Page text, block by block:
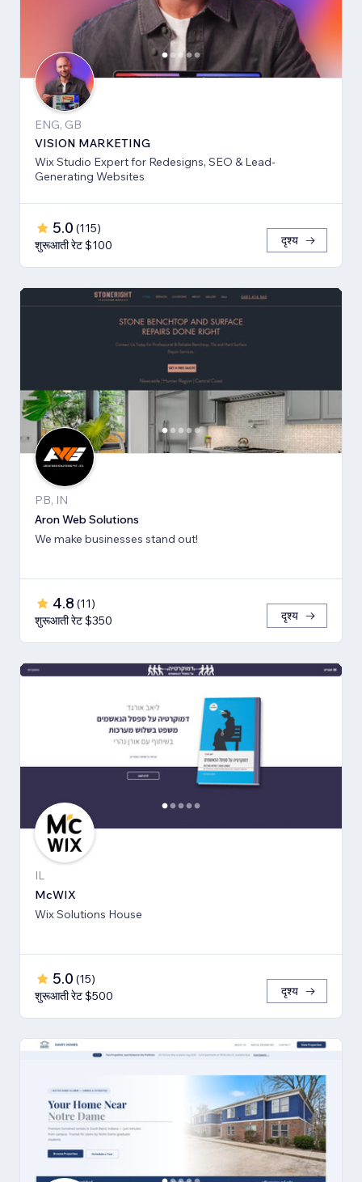
ENG, GB
VISION MARKETING
Wix Studio Expert for Redesigns, SEO & Lead-
Generating Websites
5.0 (115)
शुरूआती रेट $100
दृश्य
PB, IN
Aron Web Solutions
We make businesses stand out!
4.8 (11)
शुरूआती रेट $350
दृश्य
IL
McWIX
Wix Solutions House
5.0 (15)
शुरूआती रेट $500
दृश्य